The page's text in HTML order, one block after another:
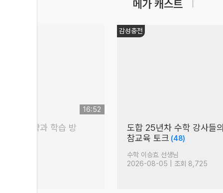
메가 캐스트
16:52
대비 전략과 학습 방
감성충전
도합 25년차 수학 강사들
참교육 토크 (48)
수학 이승효 선생님
2026-08-05 | 조회 8,725